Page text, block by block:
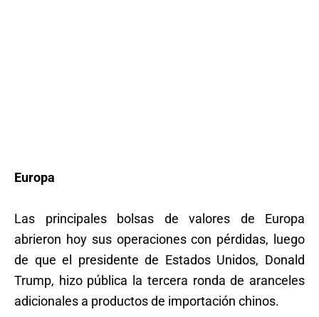
Europa
Las principales bolsas de valores de Europa
abrieron hoy sus operaciones con pérdidas, luego
de que el presidente de Estados Unidos, Donald
Trump, hizo pública la tercera ronda de aranceles
adicionales a productos de importación chinos.